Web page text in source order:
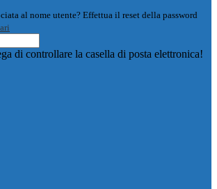
al nome utente? Effettua il reset della password
di controllare la casella di posta elettronica!